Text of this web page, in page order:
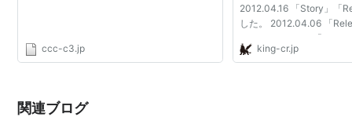
ccc-c3.jp
2012.04.16 「Story」「
した。 2012.04.06 「
た。 2012.03.21 「
た。 2012.03.09 「News
king-cr.jp
関連ブログ